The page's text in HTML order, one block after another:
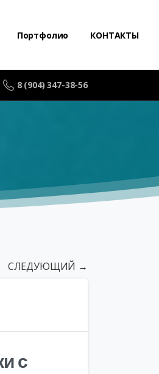
Портфолио КОНТАКТЫ
8 (904) 347-38-56
СЛЕДУЮЩИЙ →
с